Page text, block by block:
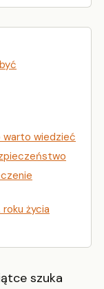
wiedzieć
życia
szuka